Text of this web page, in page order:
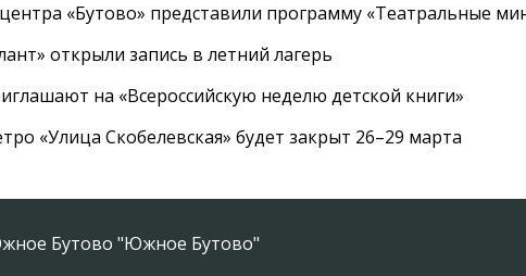
«Бутово» представили программу «Театральные
открыли запись в летний лагерь
на «Всероссийскую неделю детской книги»
«Улица Скобелевская» будет закрыт 26–29 марта
Бутово "Южное Бутово"